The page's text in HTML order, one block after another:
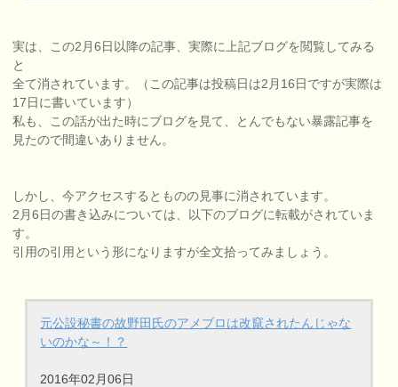
実は、この2月6日以降の記事、実際に上記ブログを閲覧してみる
と
全て消されています。（この記事は投稿日は2月16日ですが実際は
17日に書いています）
私も、この話が出た時にブログを見て、とんでもない暴露記事を
見たので間違いありません。
しかし、今アクセスするとものの見事に消されています。
2月6日の書き込みについては、以下のブログに転載がされていま
す。
引用の引用という形になりますが全文拾ってみましょう。
元公設秘書の故野田氏のアメブロは改竄されたんじゃな
いのかな～！？
2016年02月06日